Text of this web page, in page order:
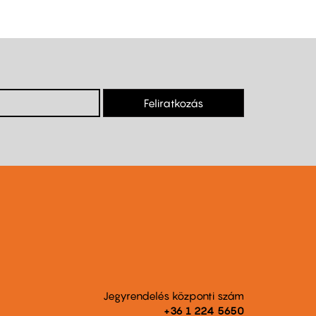
Feliratkozás
Jegyrendelés központi szám
+36 1 224 5650